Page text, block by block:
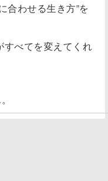
合わせる生き方”を
すべてを変えてくれ